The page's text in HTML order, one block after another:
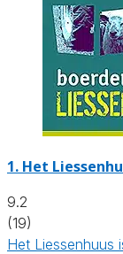
1. Het
9.2
(19)
Het Liessenhuus